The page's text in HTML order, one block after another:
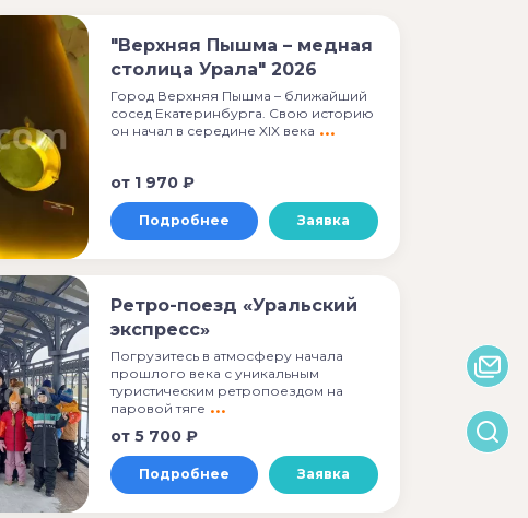
"Верхняя Пышма – медная
столица Урала" 2026
Город Верхняя Пышма – ближайший
сосед Екатеринбурга. Свою историю
он начал в середине XIX века
от 1 970 ₽
Подробнее Заявка
Ретро-поезд «Уральский
экспресс»
Погрузитесь в атмосферу начала
прошлого века с уникальным
туристическим ретропоездом на
паровой тяге
от 5 700 ₽
Подробнее Заявка